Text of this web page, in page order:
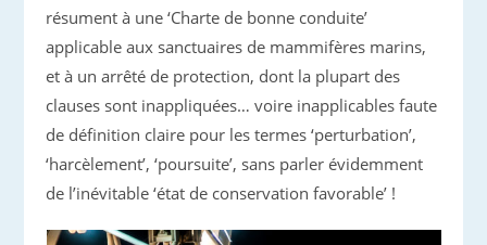
résument à une ‘Charte de bonne conduite’
applicable aux sanctuaires de mammifères marins,
et à un arrêté de protection, dont la plupart des
clauses sont inappliquées… voire inapplicables faute
de définition claire pour les termes ‘perturbation’,
‘harcèlement’, ‘poursuite’, sans parler évidemment
de l’inévitable ‘état de conservation favorable’ !